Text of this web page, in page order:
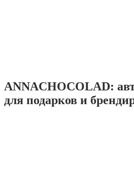
ANNACHOCOLAD:
для подарков и